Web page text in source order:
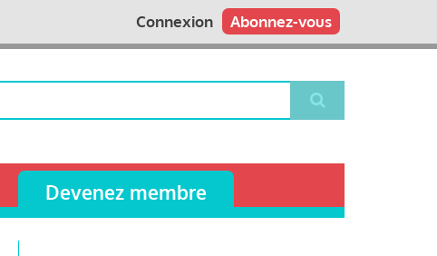
Abonnez-vous
Connexion
Devenez membre